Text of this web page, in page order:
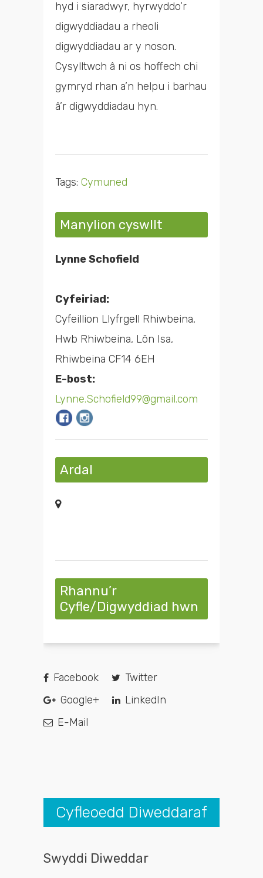
hyd i siaradwyr, hyrwyddo’r
digwyddiadau a rheoli
digwyddiadau ar y noson.
Cysylltwch â ni os hoffech chi
gymryd rhan a’n helpu i barhau
â’r digwyddiadau hyn.
Tags: Cymuned
Manylion cyswllt
Lynne Schofield
Cyfeiriad:
Cyfeillion Llyfrgell Rhiwbeina,
Hwb Rhiwbeina, Lôn Isa,
Rhiwbeina CF14 6EH
E-bost:
Lynne.Schofield99@gmail.com
Ardal
Rhannu’r
Cyfle/Digwyddiad hwn
Facebook
Twitter
Google+
LinkedIn
E-Mail
Cyfleoedd Diweddaraf
Swyddi Diweddar